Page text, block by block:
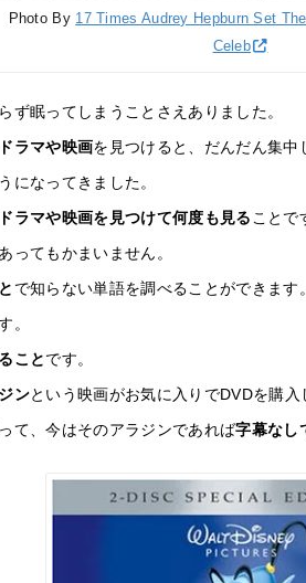
Photo By 17 Times Audrey Hepburn Set
Celeb
ず眠ってしまうことさえありました。
ラマや映画を見つけると、だんだん集
になってきました。
ラマや映画を見つけて何度も見る ことで
ってもかまいません。
で知らない単語を調べることができます。
。
こと です。
ンという映画がお気に入りでDVDを購入
て、今はそのアラジンであれば字幕なし